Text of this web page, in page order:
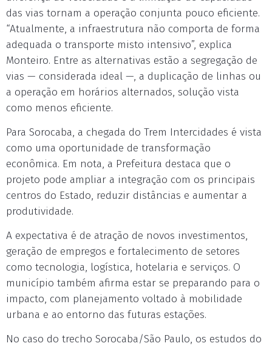
das vias tornam a operação conjunta pouco eficiente.
“Atualmente, a infraestrutura não comporta de forma
adequada o transporte misto intensivo”, explica
Monteiro. Entre as alternativas estão a segregação de
vias — considerada ideal —, a duplicação de linhas ou
a operação em horários alternados, solução vista
como menos eficiente.
Para Sorocaba, a chegada do Trem Intercidades é vista
como uma oportunidade de transformação
econômica. Em nota, a Prefeitura destaca que o
projeto pode ampliar a integração com os principais
centros do Estado, reduzir distâncias e aumentar a
produtividade.
A expectativa é de atração de novos investimentos,
geração de empregos e fortalecimento de setores
como tecnologia, logística, hotelaria e serviços. O
município também afirma estar se preparando para o
impacto, com planejamento voltado à mobilidade
urbana e ao entorno das futuras estações.
No caso do trecho Sorocaba/São Paulo, os estudos do